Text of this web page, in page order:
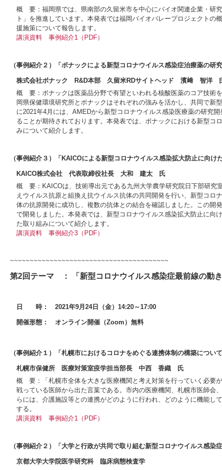
概 要：福岡県では、県南部の久留米市を中心にバイオ関連企業・研
ト」を推進しています。本発表では福岡バイオバレープロジェクトの
援施策について報告します。
講演資料 事例紹介1（PDF）
（事例紹介２）「ボナックによる新型コロナウイルス感染症治療薬の研
株式会社ボナック R&D本部 久留米RDサイトヘッド 濱﨑 智洋
概 要：ボナックは医薬品分野で有望といわれる核酸医薬のコア技術
岡県保健環境研究所とボナックはそれぞれの強みを活かし、共同で新
に2021年4月には、AMEDから新型コロナウイルス感染医療薬の研究
ることが期待されております。本発表では、ボナックにおける新型コ
みについて紹介します。
（事例紹介３）「KAICOによる新型コロナウイルス感染拡大防止に向け
KAICO株式会社 代表取締役社長 大和 建太 氏
概 要：KAICOは、技術導出元である九州大学農学研究院日下部研究
えウイルス抗原と組換え抗ウイルス抗体の共同開発を行い、新型コロ
体の抗原開発に成功し、複数の抗体との結合を確認しました。この開
で開発しました。本発表では、新型コロナウイルス感染拡大防止に向
た取り組みについて紹介します。
講演資料 事例紹介3（PDF）
~~~~~~~~~~~~~~~~~~~~~~~~~~~~~~~~~~~~~~~~
第2回テーマ ： 「新型コロナウイルス感染症最前線の動
日 時： 2021年9月24日（金）14:20～17:00
開催形態： オンライン開催（Zoom）無料
（事例紹介１）「札幌市におけるコロナをめぐる連携体制の構築につい
札幌市保健所 医療対策室疫学担当部長 中西 香織 氏
概 要：「札幌市全体を大きな医療機関と考え対策を行っていく必要
戦っている医師から出た言葉である。市内の医療機関、札幌市医師会
らには、介護施設等との連携がどのように行われ、どのように機能し
する。
講演資料 事例紹介1（PDF）
（事例紹介２）「大学と行政が共同で取り組む新型コロナウイルス感
京都大学大学院医学研究科 臨床病態検査学